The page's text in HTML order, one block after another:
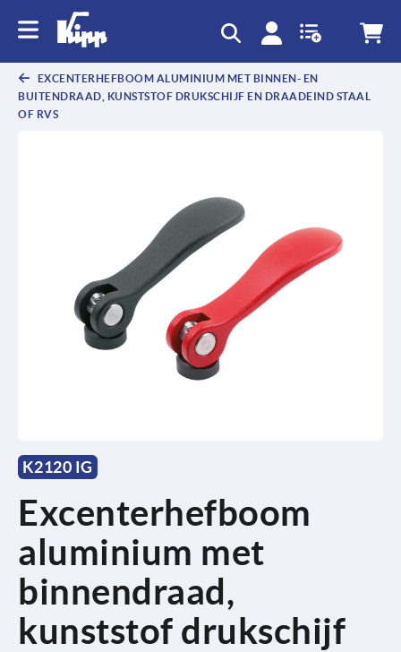
EXCENTERHEFBOOM ALUMINIUM MET BINNEN- EN
BUITENDRAAD, KUNSTSTOF DRUKSCHIJF EN DRAADEIND STAAL
OF RVS
K2120 IG
Excenterhefboom
aluminium met
binnendraad,
kunststof drukschijf